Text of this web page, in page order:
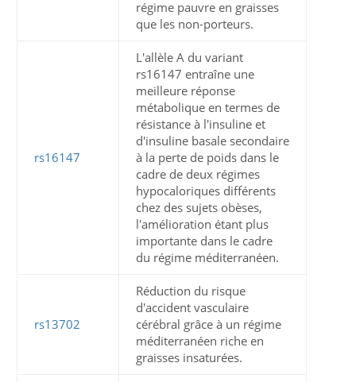
régime pauvre en graisses
que les non-porteurs.
rs16147
L'allèle A du variant
rs16147 entraîne une
meilleure réponse
métabolique en termes de
résistance à l'insuline et
d'insuline basale secondaire
à la perte de poids dans le
cadre de deux régimes
hypocaloriques différents
chez des sujets obèses,
l'amélioration étant plus
importante dans le cadre
du régime méditerranéen.
rs13702
Réduction du risque
d'accident vasculaire
cérébral grâce à un régime
méditerranéen riche en
graisses insaturées.